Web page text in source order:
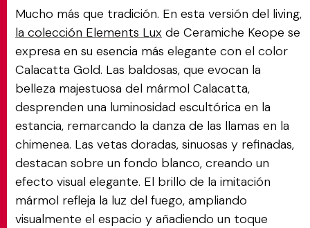
Mucho más que tradición. En esta versión del living,
la colección Elements Lux de Ceramiche Keope se
expresa en su esencia más elegante con el color
Calacatta Gold. Las baldosas, que evocan la
belleza majestuosa del mármol Calacatta,
desprenden una luminosidad escultórica en la
estancia, remarcando la danza de las llamas en la
chimenea. Las vetas doradas, sinuosas y refinadas,
destacan sobre un fondo blanco, creando un
efecto visual elegante. El brillo de la imitación
mármol refleja la luz del fuego, ampliando
visualmente el espacio y añadiendo un toque